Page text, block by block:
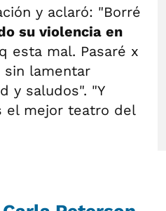
y aclaró: "Borré
su violencia en
esta mal. Pasaré x
sin lamentar
y saludos". "Y
el mejor teatro del